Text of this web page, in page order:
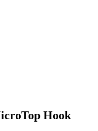
Hook